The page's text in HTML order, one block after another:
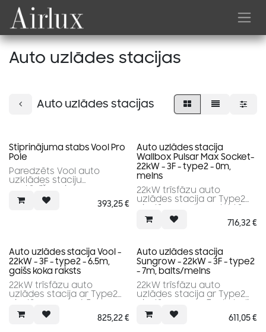
Skip to Content
Auto uzlādes stacijas
Auto uzlādes stacijas
Stiprinājuma stabs Vool Pro
Pole
Paredzēts Vool auto
uzklādes staciju
uzstādīšanai
393,25€
Auto uzlādes stacija
Wallbox Pulsar Max Socket-
22kW - 3F - type2 - 0m,
melns
22kW trīsfāzu auto
uzlādes stacija ar Type2
pieslēgumu; komplektā
nav iekļauts kabelis
716,32€
Auto uzlādes stacija Vool -
22kW - 3F - type2 - 6.5m,
gaišs koka raksts
22kW trīsfāzu auto
uzlādes stacija ar Type2
pieslēgumu un 6.5m
kabeli, gaiša koka raksta
apdare
825,22€
Auto uzlādes stacija
Sungrow - 22kW - 3F - type2
- 7m, balts/melns
22kW trīsfāzu auto
uzlādes stacija ar Type2
pieslēgumu un 7m kabeli
611,05€